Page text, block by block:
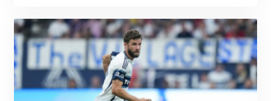
Vorfälle im Zusammenhang mit dem Verband Sorgen
bereitet haben."